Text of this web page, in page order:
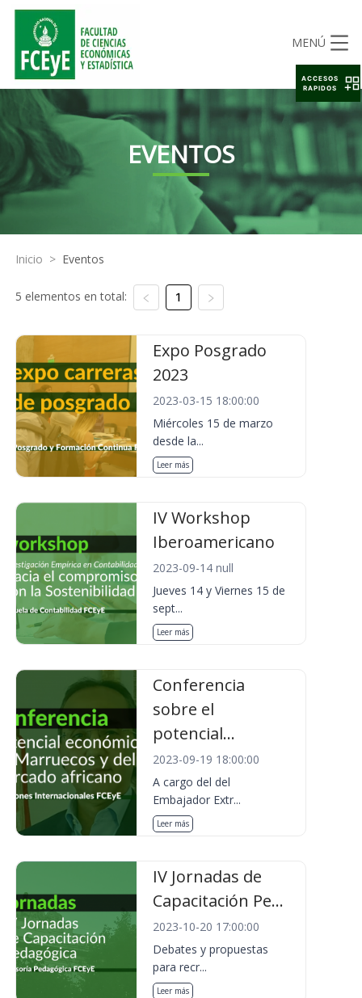
MENÚ
EVENTOS
Inicio > Eventos
5 elementos en total: 1
Expo Posgrado
2023
2023-03-15 18:00:00
Miércoles 15 de marzo
desde la...
Leer más
IV Workshop
Iberoamericano
2023-09-14 null
Jueves 14 y Viernes 15 de
sept...
Leer más
Conferencia
sobre el
potencial...
2023-09-19 18:00:00
A cargo del del
Embajador Extr...
Leer más
IV Jornadas de
Capacitación Pe...
2023-10-20 17:00:00
Debates y propuestas
para recr...
Leer más
ACCESOS
RAPIDOS